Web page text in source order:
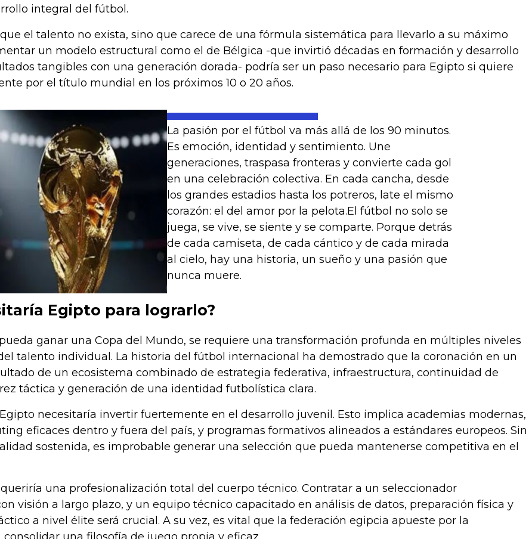
integral del fútbol.
el talento no exista, sino que carece de una fórmula sistemática para llevarlo a su máximo
un modelo estructural como el de Bélgica -que invirtió décadas en formación y desarrollo
tangibles con una generación dorada- podría ser un paso necesario para Egipto si quiere
por el título mundial en los próximos 10 o 20 años.
La pasión por el fútbol va más allá de los 90 minutos.
Es emoción, identidad y sentimiento. Une
generaciones, traspasa fronteras y convierte cada gol
en una celebración colectiva. En cada cancha, desde
los grandes estadios hasta los potreros, late el mismo
corazón: el del amor por la pelota.El fútbol no solo se
juega, se vive, se siente y se comparte. Porque detrás
de cada camiseta, de cada cántico y de cada mirada
al cielo, hay una historia, un sueño y una pasión que
nunca muere.
Egipto para lograrlo?
ganar una Copa del Mundo, se requiere una transformación profunda en múltiples niveles
talento individual. La historia del fútbol internacional ha demostrado que la coronación en un
de un ecosistema combinado de estrategia federativa, infraestructura, continuidad de
táctica y generación de una identidad futbolística clara.
necesitaría invertir fuertemente en el desarrollo juvenil. Esto implica academias modernas,
eficaces dentro y fuera del país, y programas formativos alineados a estándares europeos. Sin
sostenida, es improbable generar una selección que pueda mantenerse competitiva en el
una profesionalización total del cuerpo técnico. Contratar a un seleccionador
visión a largo plazo, y un equipo técnico capacitado en análisis de datos, preparación física y
a nivel élite será crucial. A su vez, es vital que la federación egipcia apueste por la